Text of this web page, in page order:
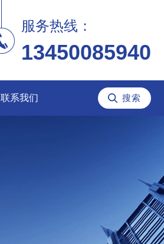
服务热线：
13450085940
联系我们